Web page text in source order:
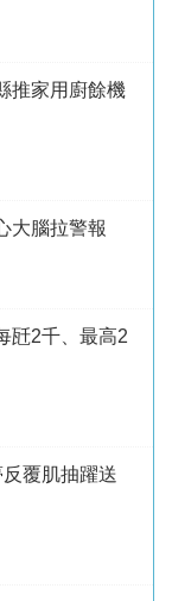
推家用廚餘機
大腦拉警報
瓩2千、最高2
覆肌抽躍送